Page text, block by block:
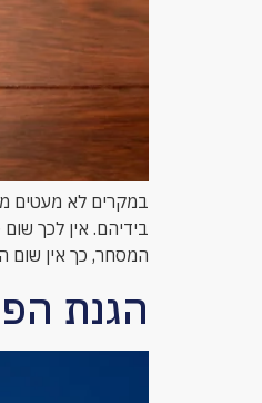
במקרים לא מעטים
בידיהם. אין לכך
המסחר, כך אין
הגנת